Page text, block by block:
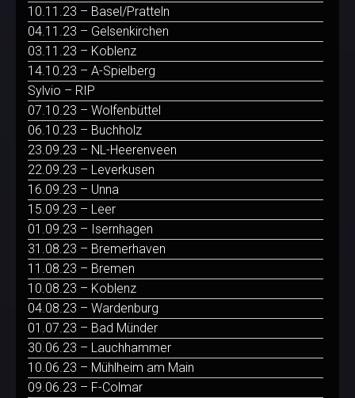
10.11.23 – Basel/Pratteln
04.11.23 – Gelsenkirchen
03.11.23 – Koblenz
14.10.23 – A-Spielberg
Sylvio – RIP
07.10.23 – Wolfenbüttel
06.10.23 – Buchholz
23.09.23 – NL-Heerenveen
22.09.23 – Leverkusen
16.09.23 – Unna
15.09.23 – Leer
01.09.23 – Isernhagen
31.08.23 – Bremerhaven
11.08.23 – Bremen
10.08.23 – Koblenz
04.08.23 – Wardenburg
01.07.23 – Bad Münder
30.06.23 – Lauchhammer
10.06.23 – Mühlheim am Main
09.06.23 – F-Colmar